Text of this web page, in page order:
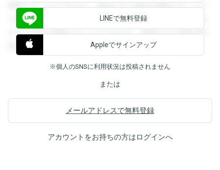
閲覧することができます。登録すると回答を閲覧することが
できます。登録すると回答を閲覧することができます。登録
すると回答を閲覧することができます。登録すると回答を閲
覧することができます。
LINEで無料登録
Appleでサインアップ
※個人のSNSに利用状況は投稿されません
または
メールアドレスで無料登録
アカウントをお持ちの方はログインへ